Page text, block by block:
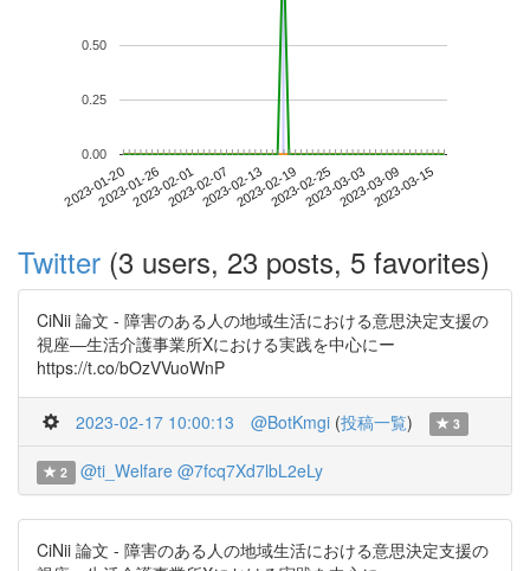
2023-01-202023-01-262023-02-012023-02-072023-02-132023-02-192023-02-252023-03-032023-03-092023-03-15
0.00
0.25
0.50
Twitter (3 users, 23 posts, 5 favorites)
CiNii 論文 - 障害のある人の地域生活における意思決定支援の
視座―生活介護事業所Xにおける実践を中心にー
https://t.co/bOzVVuoWnP
2023-02-17 10:00:13 @BotKmgi (投稿一覧) 3
2 @ti_Welfare @7fcq7Xd7lbL2eLy
CiNii 論文 - 障害のある人の地域生活における意思決定支援の